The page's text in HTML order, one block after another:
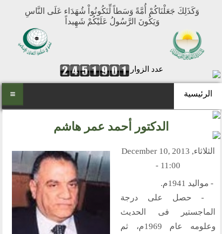
وَكَذَلِكَ جَعَلْنَاكُمْ أُمَّةً وَسَطاً لِّتَكُونُواْ شُهَدَاء عَلَى النَّاسِ
وَيَكُونَ الرَّسُولُ عَلَيْكُمْ شَهِيداً
عدد الزوار
المنتدى العالمي للوسطية
أهداف المنتدى
الفكرة والتأسيس
تطلعاتنا
الرئيسية
الدكتور أحمد عمر هاشم
الثلاثاء, December 10, 2013
- 11:00
- مواليد 1941م.
- حصل على درجة
الماجستير فى الحديث
وعلومه عام 1969م، ثم